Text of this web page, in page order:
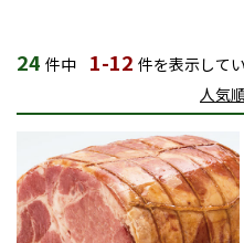
24 件中 1-12 件を表示して
人気